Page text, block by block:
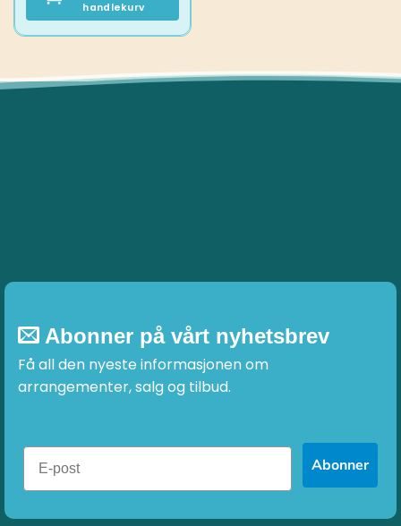
handlekurv
Abonner på vårt nyhetsbrev
Få all den nyeste informasjonen om
arrangementer, salg og tilbud.
Abonner